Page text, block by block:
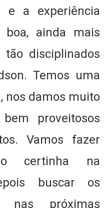
e a experiência
ainda mais
disciplinados
Temos uma
nos damos muito
proveitosos
Vamos fazer
certinha na
buscar os
nas próximas